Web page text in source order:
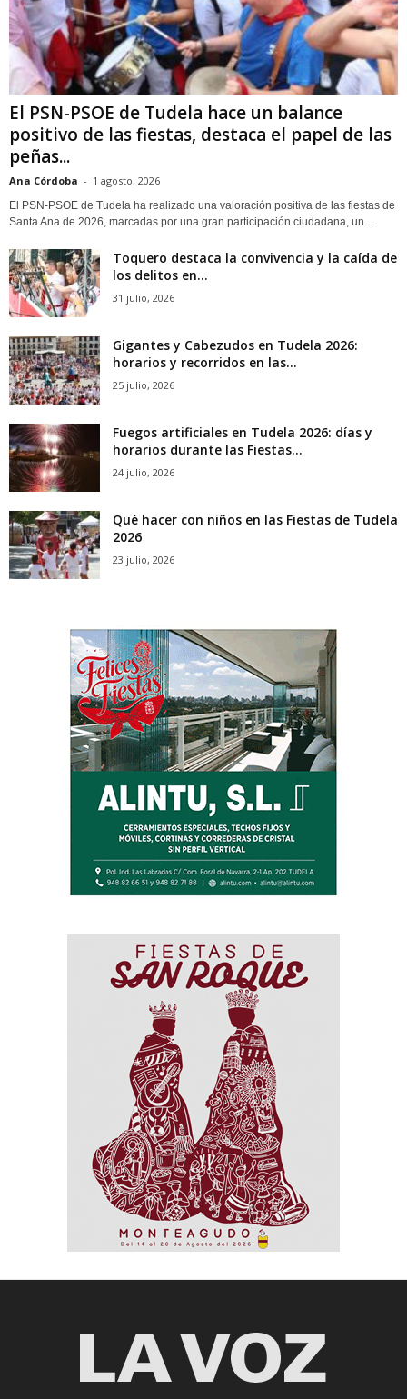
El PSN-PSOE de Tudela hace un balance
positivo de las fiestas, destaca el papel de las
peñas...
Ana Córdoba - 1 agosto, 2026
El PSN-PSOE de Tudela ha realizado una valoración positiva de las fiestas de
Santa Ana de 2026, marcadas por una gran participación ciudadana, un...
Toquero destaca la convivencia y la caída de
los delitos en...
31 julio, 2026
Gigantes y Cabezudos en Tudela 2026:
horarios y recorridos en las...
25 julio, 2026
Fuegos artificiales en Tudela 2026: días y
horarios durante las Fiestas...
24 julio, 2026
Qué hacer con niños en las Fiestas de Tudela
2026
23 julio, 2026